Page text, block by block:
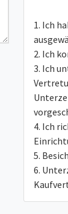
Ich
Ich
Ich
Ich